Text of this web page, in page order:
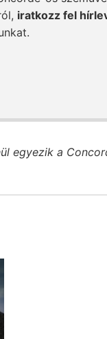
iratkozz fel
egyezik a